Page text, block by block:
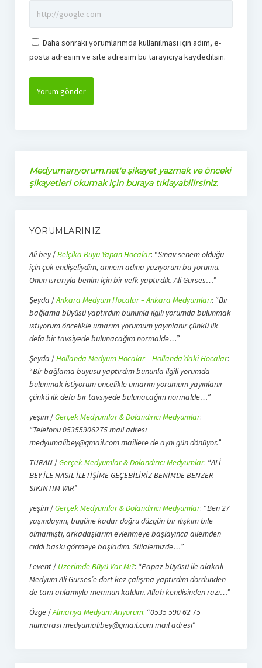
Daha sonraki yorumlarımda kullanılması için adım, e-
posta adresim ve site adresim bu tarayıcıya kaydedilsin.
Medyumarıyorum.net'e şikayet yazmak ve önceki
şikayetleri okumak için buraya tıklayabilirsiniz.
YORUMLARINIZ
Ali bey/Belçika Büyü Yapan Hocalar: “Sınav senem olduğu
için çok endişeliydim, annem adına yazıyorum bu yorumu.
Onun ısrarıyla benim için bir vefk yaptırdık. Ali Gürses…”
Şeyda /Ankara Medyum Hocalar – Ankara Medyumları: “Bir
bağlama büyüsü yaptırdım bununla ilgili yorumda bulunmak
istiyorum öncelikle umarım yorumum yayınlanır çünkü ilk
defa bir tavsiyede bulunacağım normalde…”
Şeyda /Hollanda Medyum Hocalar – Hollanda’daki Hocalar:
“Bir bağlama büyüsü yaptırdım bununla ilgili yorumda
bulunmak istiyorum öncelikle umarım yorumum yayınlanır
çünkü ilk defa bir tavsiyede bulunacağım normalde…”
yeşim/Gerçek Medyumlar & Dolandırıcı Medyumlar:
“Telefonu 05355906275 mail adresi
medyumalibey@gmail.com maillere de aynı gün dönüyor.”
TURAN/Gerçek Medyumlar & Dolandırıcı Medyumlar: “ALİ
BEY İLE NASIL İLETİŞİME GEÇEBİLİRİZ BENİMDE BENZER
SIKINTIM VAR”
yeşim/Gerçek Medyumlar & Dolandırıcı Medyumlar: “Ben 27
yaşındayım, bugüne kadar doğru düzgün bir ilişkim bile
olmamıştı, arkadaşlarım evlenmeye başlayınca ailemden
ciddi baskı görmeye başladım. Sülalemizde…”
Levent/ Üzerimde Büyü Var Mı?: “Papaz büyüsü ile alakalı
Medyum Ali Gürses’e dört kez çalışma yaptırdım dördünden
de tam anlamıyla memnun kaldım. Allah kendisinden razı…”
Özge/Almanya Medyum Arıyorum: “0535 590 62 75
numarası medyumalibey@gmail.com mail adresi”